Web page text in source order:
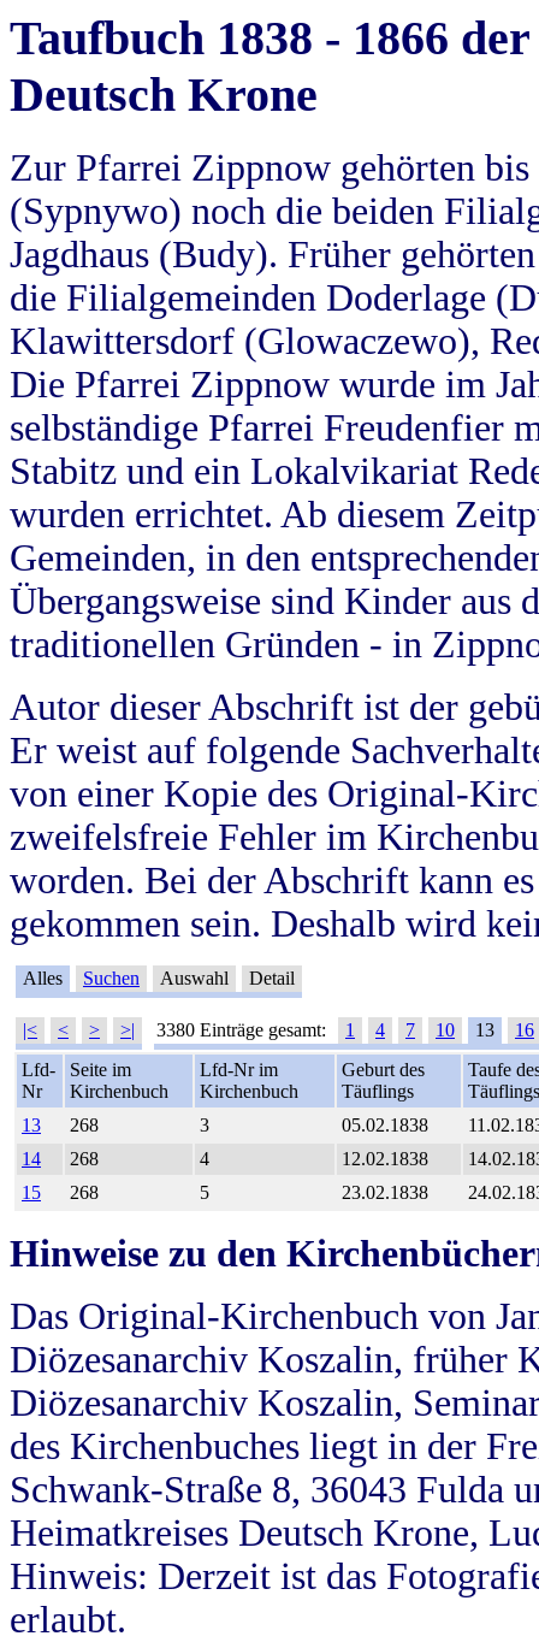
Taufbuch 1838 - 1866
Deutsch Krone
Zur Pfarrei Zippnow gehörten
(Sypnywo) noch die beiden
Jagdhaus (Budy). Früher
die Filialgemeinden Doderlage
Klawittersdorf (Glowaczewo),
Die Pfarrei Zippnow wurde im
selbständige Pfarrei Freudenfier
Stabitz und ein Lokalvikariat
wurden errichtet. Ab diesem
Gemeinden, in den
Übergangsweise sind Kinder aus
traditionellen Gründen - in
Autor dieser Abschrift ist der
Er weist auf folgende
von einer Kopie des Original-
zweifelsfreie Fehler im
worden. Bei der Abschrift kann
gekommen sein. Deshalb wird
Alles Suchen Auswahl Detail
|< < > >| 3380 Einträge gesamt: 1 4 7 10 13
16
Lfd-
Nr
Seite im
Kirchenbuch
Lfd-Nr im
Kirchenbuch
Geburt des
Täuflings
Taufe
Täuflings
13
268 3 05.02.1838
14
268 4 12.02.1838
15
268 5 23.02.1838
Hinweise zu den
Das Original-Kirchenbuch von
Diözesanarchiv Koszalin, früher
Diözesanarchiv Koszalin,
des Kirchenbuches liegt in der
Schwank-Straße 8, 36043 Fulda
Heimatkreises Deutsch Krone,
Hinweis: Derzeit ist das
erlaubt.